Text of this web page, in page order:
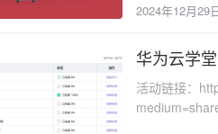
接成功后。
为你的
{ // 获取动态条目总数 $total_items = count($xml->channel->item); // 计算总页数 $total_pages
= ceil($total_items /
($page > $total_pages)
2024年12月29
2024-12-26
华为云学
活动链接：